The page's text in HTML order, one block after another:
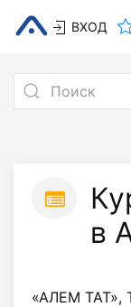
ВХОД
в
«АЛЕМ ТАТ»,